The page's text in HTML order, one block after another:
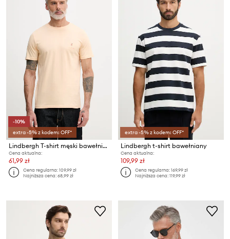
-10%
extra -5% z kodem: OFF*
Lindbergh T-shirt męski bawełniany
Cena aktualna:
61,99 zł
Cena regularna:109,99 zł
Najniższa cena:68,99 zł
extra -5% z kodem: OFF*
Lindbergh t-shirt bawełniany
Cena aktualna:
109,99 zł
Cena regularna:169,99 zł
Najniższa cena:119,99 zł